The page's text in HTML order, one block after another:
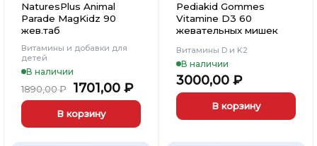
NaturesPlus Animal
Parade MagKidz 90
жев.таб
Витамины и добавки для
детей
В наличии
1890,00₽
Первоначальная
цена
составляла
1890,00 ₽.
1701,00 ₽Текущая
цена:
1701,00 ₽.
В корзину
Pediakid Gommes
Vitamine D3 60
жевательных мишек
Витамины D и K2
В наличии
3000,00 ₽
В корзину